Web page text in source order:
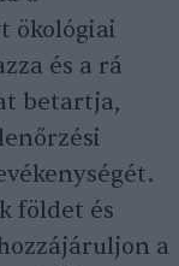
ökológiai
és a rá
betartja,
földet és
a